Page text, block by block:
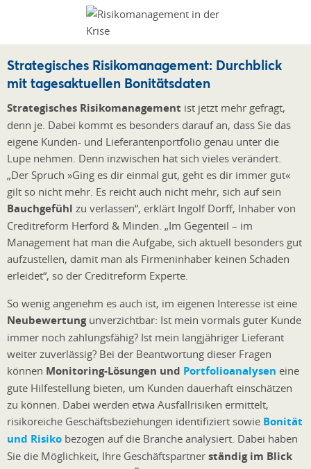
Strategisches Risikomanagement: Durchblick
mit tagesaktuellen Bonitätsdaten
Strategisches Risikomanagement ist jetzt mehr gefragt,
denn je. Dabei kommt es besonders darauf an, dass Sie das
eigene Kunden- und Lieferantenportfolio genau unter die
Lupe nehmen. Denn inzwischen hat sich vieles verändert.
„Der Spruch »Ging es dir einmal gut, geht es dir immer gut«
gilt so nicht mehr. Es reicht auch nicht mehr, sich auf sein
Bauchgefühl zu verlassen“, erklärt Ingolf Dorff, Inhaber von
Creditreform Herford & Minden. „Im Gegenteil – im
Management hat man die Aufgabe, sich aktuell besonders gut
aufzustellen, damit man als Firmeninhaber keinen Schaden
erleidet“, so der Creditreform Experte.
So wenig angenehm es auch ist, im eigenen Interesse ist eine
Neubewertungunverzichtbar: Ist mein vormals guter Kunde
immer noch zahlungsfähig? Ist mein langjähriger Lieferant
weiter zuverlässig? Bei der Beantwortung dieser Fragen
können Monitoring-Lösungen und Portfolioanalysen eine
gute Hilfestellung bieten, um Kunden dauerhaft einschätzen
zu können. Dabei werden etwa Ausfallrisiken ermittelt,
risikoreiche Geschäftsbeziehungen identifiziert sowie Bonität
und Risiko bezogen auf die Branche analysiert. Dabei haben
Sie die Möglichkeit, Ihre Geschäftspartner ständig im Blick